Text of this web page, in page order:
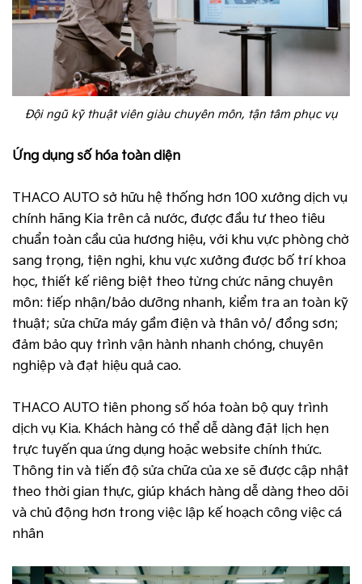
Đội ngũ kỹ thuật viên giàu chuyên môn, tận tâm phục vụ
Ứng dụng số hóa toàn diện
THACO AUTO sở hữu hệ thống hơn 100 xưởng dịch vụ
chính hãng Kia trên cả nước, được đầu tư theo tiêu
chuẩn toàn cầu của hương hiệu, với khu vực phòng chờ
sang trọng, tiện nghi, khu vực xưởng được bố trí khoa
học, thiết kế riêng biệt theo từng chức năng chuyên
môn: tiếp nhận/bảo dưỡng nhanh, kiểm tra an toàn kỹ
thuật; sửa chữa máy gầm điện và thân vỏ/ đồng sơn;
đảm bảo quy trình vận hành nhanh chóng, chuyên
nghiệp và đạt hiệu quả cao.
THACO AUTO tiên phong số hóa toàn bộ quy trình
dịch vụ Kia. Khách hàng có thể dễ dàng đặt lịch hẹn
trực tuyến qua ứng dụng hoặc website chính thức.
Thông tin và tiến độ sửa chữa của xe sẽ được cập nhật
theo thời gian thực, giúp khách hàng dễ dàng theo dõi
và chủ động hơn trong việc lập kế hoạch công việc cá
nhân